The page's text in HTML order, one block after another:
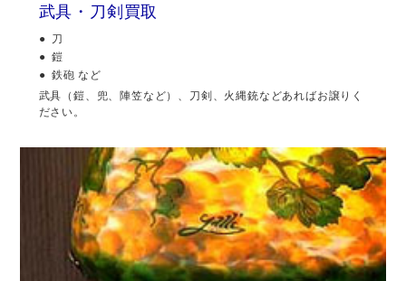
武具・刀剣買取
刀
鎧
鉄砲 など
武具（鎧、兜、陣笠など）、刀剣、火縄銃などあればお譲りく
ださい。